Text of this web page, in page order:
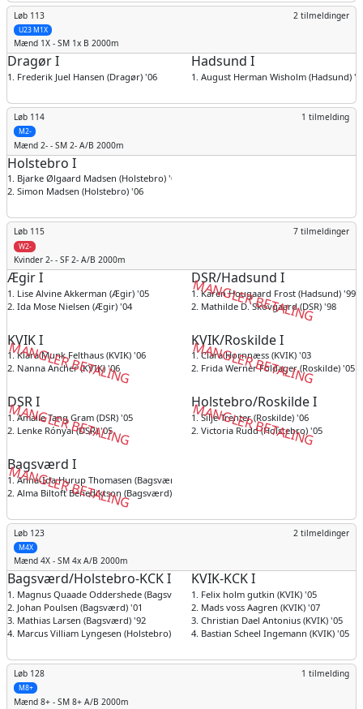
Løb 113 2 tilmeldinger
U23 M1X
Mænd 1X - SM 1x B 2000m
Dragør I
1. Frederik Juel Hansen (Dragør) '06
Hadsund I
1. August Herman Wisholm (Hadsund)
Løb 114 1 tilmelding
M2-
Mænd 2- - SM 2- A/B 2000m
Holstebro I
1. Bjarke Ølgaard Madsen (Holstebro) '06
2. Simon Madsen (Holstebro) '06
Løb 115 7 tilmeldinger
W2-
Kvinder 2- - SF 2- A/B 2000m
Ægir I
1. Lise Alvine Akkerman (Ægir) '05
2. Ida Mose Nielsen (Ægir) '04
DSR/Hadsund I
MANGLER BETALING
1. Karen Hougaard Frost (Hadsund) '99
2. Mathilde D. Skovgaard (DSR) '98
KVIK I
MANGLER BETALING
1. Klara Munk Felthaus (KVIK) '06
2. Nanna Ancher (KVIK) '06
KVIK/Roskilde I
MANGLER BETALING
1. Clara Hornnæss (KVIK) '03
2. Frida Werner Foldager (Roskilde) '05
DSR I
MANGLER BETALING
1. Amalie Tang Gram (DSR) '05
2. Lenke Rónyai (DSR) '05
Holstebro/Roskilde I
MANGLER BETALING
1. Silje Trenter (Roskilde) '06
2. Victoria Rudd (Holstebro) '05
Bagsværd I
MANGLER BETALING
1. Anna-Ida Hurup Thomasen (Bagsværd) '04
2. Alma Biltoft Benediktson (Bagsværd) '05
Løb 123 2 tilmeldinger
M4X
Mænd 4X - SM 4x A/B 2000m
Bagsværd/Holstebro-KCK I
1. Magnus Quaade Oddershede (Bagsværd) '00
2. Johan Poulsen (Bagsværd) '01
3. Mathias Larsen (Bagsværd) '92
4. Marcus Villiam Lyngesen (Holstebro) '00
KVIK-KCK I
1. Felix holm gutkin (KVIK) '05
2. Mads voss Aagren (KVIK) '07
3. Christian Dael Antonius (KVIK) '05
4. Bastian Scheel Ingemann (KVIK) '05
Løb 128 1 tilmelding
M8+
Mænd 8+ - SM 8+ A/B 2000m